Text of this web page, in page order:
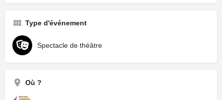
Type d'événement
Spectacle de théâtre
Où ?